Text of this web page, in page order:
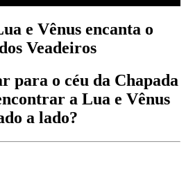
e Vênus encanta o
Veadeiros
para o céu da Chapada
a Lua e Vênus
a lado?